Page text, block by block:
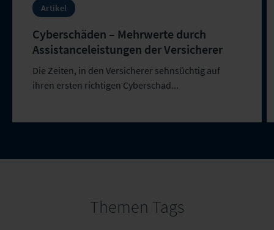
Artikel
Cyberschäden – Mehrwerte durch
Assistanceleistungen der Versicherer
Die Zeiten, in den Versicherer sehnsüchtig auf
ihren ersten richtigen Cyberschad...
Themen Tags